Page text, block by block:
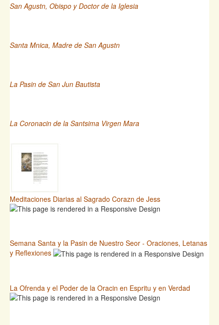
San Agustn, Obispo y Doctor de la Iglesia
Santa Mnica, Madre de San Agustn
La Pasin de San Jun Bautista
La Coronacin de la Santsima Virgen Mara
Meditaciones Diarias al Sagrado Corazn de Jess
Semana Santa y la Pasin de Nuestro Seor - Oraciones, Letanas
y Reflexiones
La Ofrenda y el Poder de la Oracin en Espritu y en Verdad